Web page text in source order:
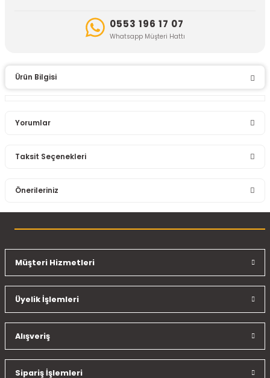
0553 196 17 07
Whatsapp Müşteri Hattı
Ürün Bilgisi
Yorumlar
Taksit Seçenekleri
Önerileriniz
konularda yetersiz gördüğünüz noktaları öneri formunu
Ürün resmi kalitesiz, bozuk veya görüntülenemiyor.
Ürün açıklamasında eksik bilgiler bulunuyor.
Ürün fiyatı diğer sitelerden daha pahalı.
Bu ürüne benzer farklı alternatifler olmalı.
Müşteri Hizmetleri
Üyelik İşlemleri
Alışveriş
Sipariş İşlemleri